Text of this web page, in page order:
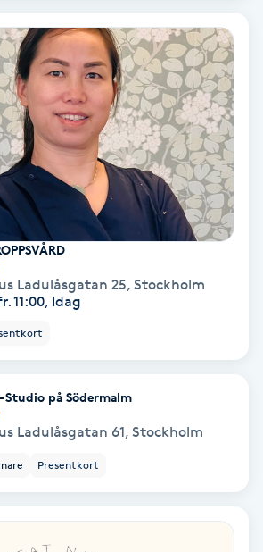
Ladulåsgatan 25, Stockholm
11:00, Idag
Studio på Södermalm
Ladulåsgatan 61, Stockholm
Presentkort